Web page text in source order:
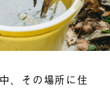
、その場所に住